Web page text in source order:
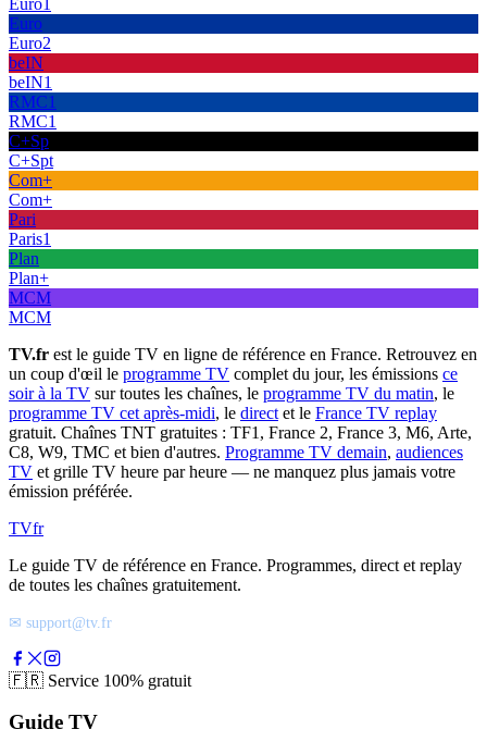
Euro
Euro2
beIN
beIN1
RMC1
RMC1
C+Sp
C+Spt
Com+
Com+
Pari
Paris1
Plan
Plan+
MCM
MCM
TV.fr est le guide TV en ligne de référence en France. Retrouvez en
un coup d'œil le programme TV complet du jour, les émissions ce
soir à la TV sur toutes les chaînes, le programme TV du matin, le
programme TV cet après-midi, le direct et le France TV replay
gratuit. Chaînes TNT gratuites : TF1, France 2, France 3, M6, Arte,
C8, W9, TMC et bien d'autres. Programme TV demain, audiences
TV et grille TV heure par heure — ne manquez plus jamais votre
émission préférée.
TVfr
Le guide TV de référence en France. Programmes, direct et replay
de toutes les chaînes gratuitement.
✉ support@tv.fr
🇫🇷 Service 100% gratuit
Guide TV